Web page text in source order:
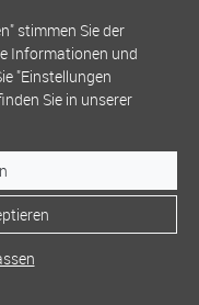
stimmen Sie der
Informationen und
"Einstellungen
Sie in unserer